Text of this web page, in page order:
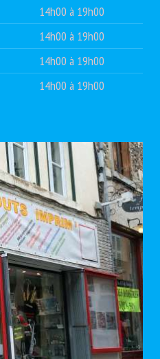
14h00 à 19h00
14h00 à 19h00
14h00 à 19h00
14h00 à 19h00